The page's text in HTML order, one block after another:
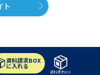
ト
資料請求BOX
に入れる
資料請求BOX